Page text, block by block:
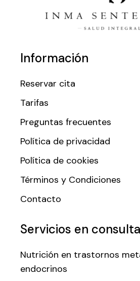
Información
Reservar cita
Tarifas
Preguntas frecuentes
Política de privacidad
Política de cookies
Términos y Condiciones
Contacto
Servicios en
Nutrición en trastornos
endocrinos